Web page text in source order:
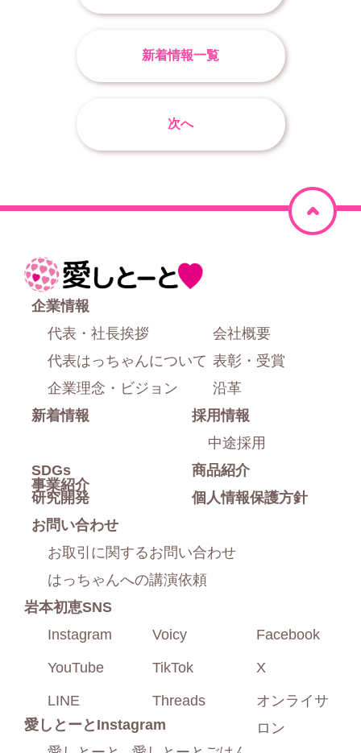
新着情報一覧
次へ
ペ
ー
ホ
ー
企業情報
代表・社長挨拶
代表はっちゃんについて
企業理念・ビジョン
会社概要
表彰・受賞
沿革
採用情報
中途採用
事業紹介
商品紹介
研究開発
新着情報
個人情報保護方針
SDGs
お問い合わせ
お取引に関するお問い合わせ
はっちゃんへの講演依頼
岩本初恵SNS
Instagram
Voicy Facebook
YouTube TikTok X
LINE Threads
オンライサ
ロン
愛しとーと Instagram